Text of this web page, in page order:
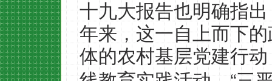
十九大报告也明确指出
年来，这一自上而下
体的农村基层党建行